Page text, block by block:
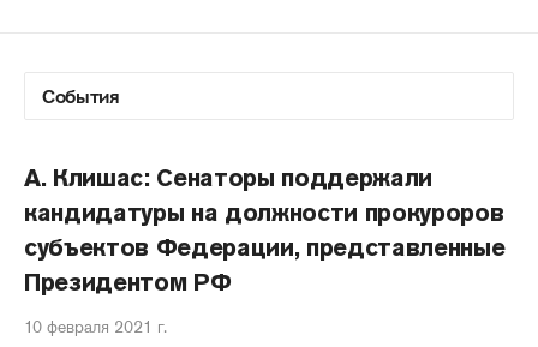
А. Клишас: Сенаторы поддержали
кандидатуры на должности прокуроров
субъектов Федерации, представленные
Президентом РФ
10 февраля 2021 г.